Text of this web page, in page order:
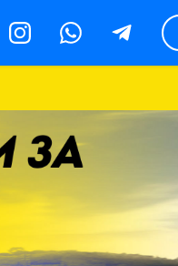
InstagramWhatsappTelegram